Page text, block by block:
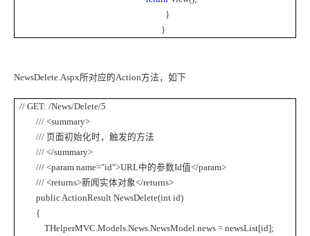
}
}
NewsDelete.Aspx所对应的Action方法，如下
// GET: /News/Delete/5
/// <summary>
/// 页面初始化时，触发的方法
/// </summary>
/// <param name="id">URL中的参数Id值</param>
/// <returns>新闻实体对象</returns>
public ActionResult NewsDelete(int id)
{
THelperMVC.Models.News.NewsModel news = newsList[id];